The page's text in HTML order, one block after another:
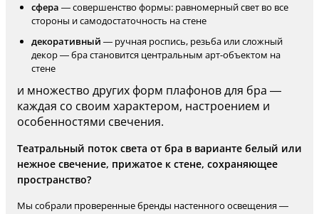
сфера — совершенство формы: равномерный свет во все
стороны и самодостаточность на стене
декоративный — ручная роспись, резьба или сложный
декор — бра становится центральным арт-объектом на
стене
и множество других форм плафонов для бра —
каждая со своим характером, настроением и
особенностями свечения.
Театральный поток света от бра в варианте белый или
нежное свечение, прижатое к стене, сохраняющее
пространство?
Мы собрали проверенные бренды настенного освещения —